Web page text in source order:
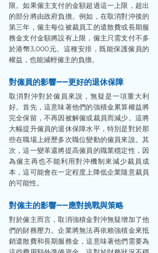
限。如果僱主支付的金額超過這一上限，超出
的部分將由政府負擔。例如，在取消對沖後的
第三年，僱主每位被裁員工的遣散費或長期服
務金支付金額將設有上限，僱主只需支付不多
於港幣3,000元。這種安排，既能保護僱員的
權益，也能減輕僱主的負擔。
對僱員的影響——更好的退休保障
取消對沖對於僱員來說，無疑是一項重大利
好。首先，這意味著他們的強積金累算權益將
完全保留，不再因被解僱或裁員而減少。這將
大幅提升僱員的退休保障水平，特別是對於那
些在職場上經歷多次職位變動的僱員來說。其
次，這一變革還將提高僱員的職業穩定性，因
為僱主再也不能利用對沖機制來減少裁員成
本，這可能會在一定程度上降低企業隨意裁員
的可能性。
對僱主的影響——應對挑戰與策略
對於僱主而言，取消強積金對沖無疑增加了他
們的財務壓力。企業將無法再依賴強積金來抵
銷遣散費和長期服務金，這意味著他們需要為